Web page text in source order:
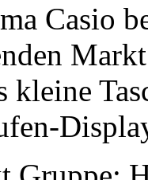
Casio
kleine